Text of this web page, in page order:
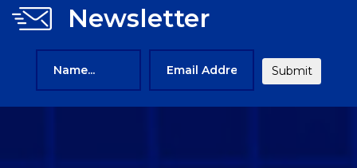
Newsletter